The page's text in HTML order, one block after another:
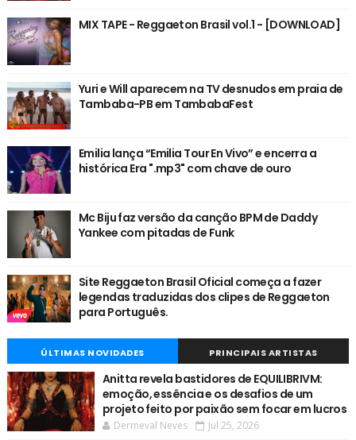
MIX TAPE - Reggaeton Brasil vol.1 - [DOWNLOAD]
Yuri e Will aparecem na TV desnudos em praia de
Tambaba-PB em TambabaFest
Emilia lança “Emilia Tour En Vivo” e encerra a
histórica Era ".mp3" com chave de ouro
Mc Biju faz versão da canção BPM de Daddy
Yankee com pitadas de Funk
Site Reggaeton Brasil Oficial começa a fazer
legendas traduzidas dos clipes de Reggaeton
para Português.
ÚLTIMAS NOVIDADES PRINCIPAIS ARTISTAS
Anitta revela bastidores de EQUILIBRIVM:
emoção, essência e os desafios de um
projeto feito por paixão sem focar em lucros
Dermeval Neves Jul 25, 2026